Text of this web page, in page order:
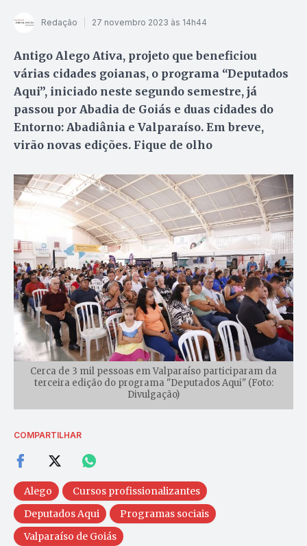
Redação 27 novembro 2023 às 14h44
Antigo Alego Ativa, projeto que beneficiou
várias cidades goianas, o programa “Deputados
Aqui”, iniciado neste segundo semestre, já
passou por Abadia de Goiás e duas cidades do
Entorno: Abadiânia e Valparaíso. Em breve,
virão novas edições. Fique de olho
Cerca de 3 mil pessoas em Valparaíso participaram da
terceira edição do programa "Deputados Aqui" (Foto:
Divulgação)
COMPARTILHAR
Alego
Cursos profissionalizantes
Deputados Aqui
Programas sociais
Valparaíso de Goiás